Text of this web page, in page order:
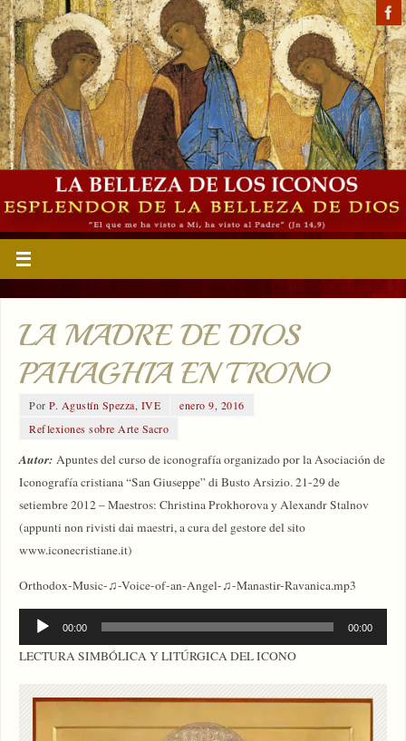
LA MADRE DE DIOS
PAHAGHIA EN TRONO
PorP. Agustín Spezza, IVE
enero 9, 2016
Reflexiones sobre Arte Sacro
Autor:Apuntes del curso de iconografía organizado por la Asociación de
Iconografía cristiana “San Giuseppe” di Busto Arsizio. 21-29 de
setiembre 2012 – Maestros: Christina Prokhorova y Alexandr Stalnov
(appunti non rivisti dai maestri, a cura del gestore del sito
www.iconecristiane.it)
Orthodox-Music-♫-Voice-of-an-Angel-♫-Manastir-Ravanica.mp3
Reproductor
de
audio
00:00 00:00
LECTURA SIMBÓLICA Y LITÚRGICA DEL ICONO